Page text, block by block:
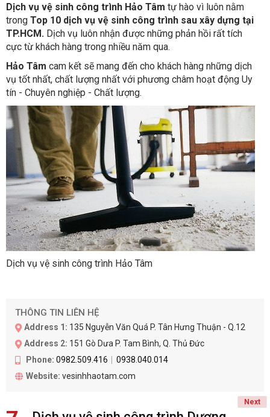
Dịch vụ vệ sinh công trình Hảo Tâm tự hào vì luôn nằm
trong Top 10 dịch vụ vệ sinh công trình sau xây dựng tại
TP.HCM. Dịch vụ luôn nhận được những phản hồi rất tích
cực từ khách hàng trong nhiều năm qua.
Hảo Tâm cam kết sẽ mang đến cho khách hàng những dịch
vụ tốt nhất, chất lượng nhất với phương châm hoạt động Uy
tín - Chuyên nghiệp - Chất lượng.
Dịch vụ vệ sinh công trình Hảo Tâm
THÔNG TIN LIÊN HỆ
Address 1: 135 Nguyễn Văn Quá P. Tân Hưng Thuận - Q.12
Address 2: 151 Gò Dưa P. Tam Bình, Q. Thủ Đức
Phone: 0982.509.416
0938.040.014
Website: vesinhhaotam.com
Next